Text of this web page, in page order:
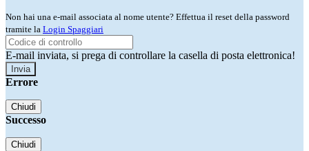
Non hai una e-mail associata al nome utente? Effettua il reset della password
tramite la Login Spaggiari
E-mail inviata, si prega di controllare la casella di posta elettronica!
Errore
Chiudi
Successo
Chiudi